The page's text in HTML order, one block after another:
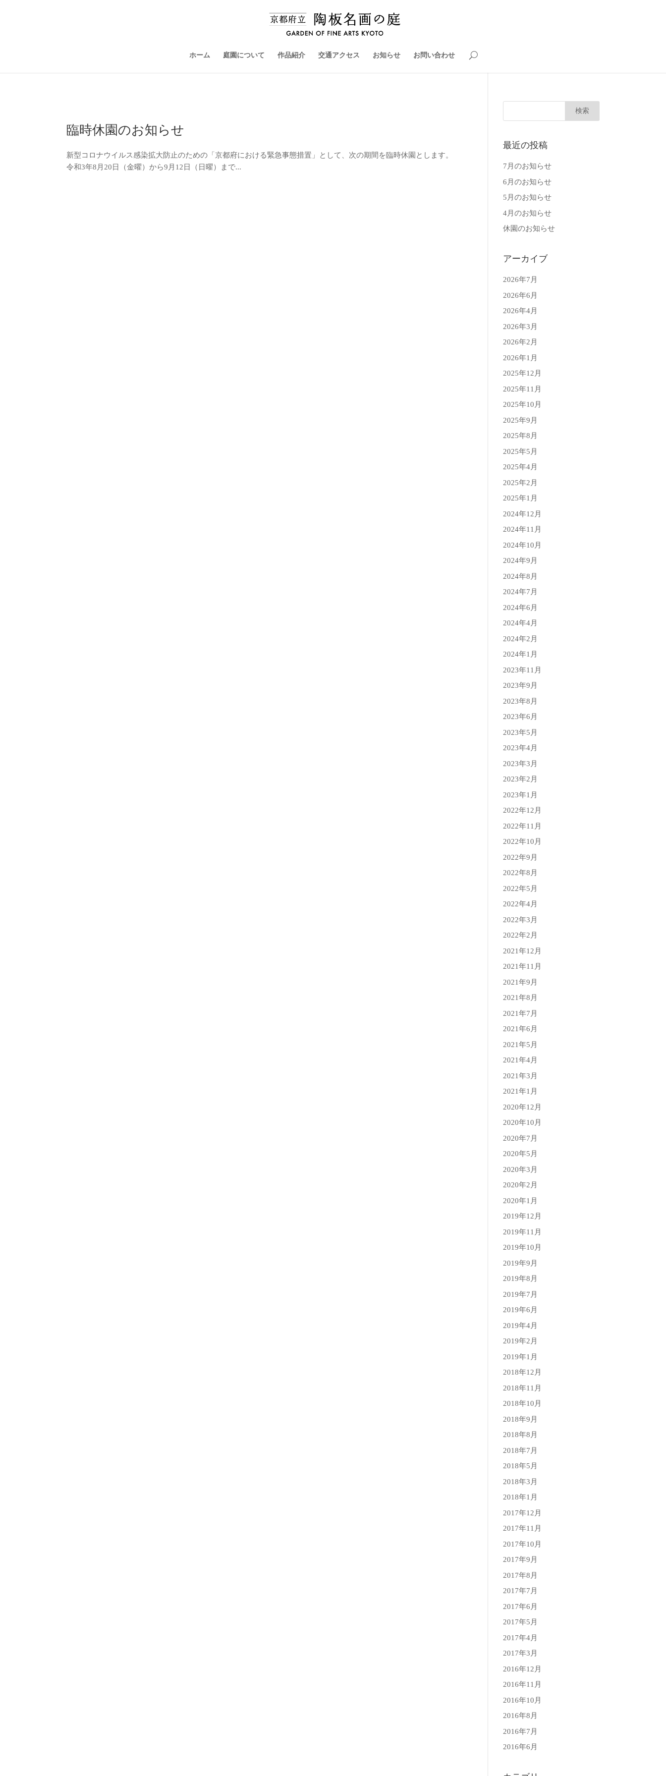
ホーム 庭園について 作品紹介 交通アクセス お知らせ お問い合わせ
臨時休園のお知らせ
新型コロナウイルス感染拡大防止のための「京都府における緊急事態措置」として、次の期間を臨時休園とします。
令和3年8月20日（金曜）から9月12日（日曜）まで...
最近の投稿
7月のお知らせ
6月のお知らせ
5月のお知らせ
4月のお知らせ
休園のお知らせ
アーカイブ
2026年7月
2026年6月
2026年4月
2026年3月
2026年2月
2026年1月
2025年12月
2025年11月
2025年10月
2025年9月
2025年8月
2025年5月
2025年4月
2025年2月
2025年1月
2024年12月
2024年11月
2024年10月
2024年9月
2024年8月
2024年7月
2024年6月
2024年4月
2024年2月
2024年1月
2023年11月
2023年9月
2023年8月
2023年6月
2023年5月
2023年4月
2023年3月
2023年2月
2023年1月
2022年12月
2022年11月
2022年10月
2022年9月
2022年8月
2022年5月
2022年4月
2022年3月
2022年2月
2021年12月
2021年11月
2021年9月
2021年8月
2021年7月
2021年6月
2021年5月
2021年4月
2021年3月
2021年1月
2020年12月
2020年10月
2020年7月
2020年5月
2020年3月
2020年2月
2020年1月
2019年12月
2019年11月
2019年10月
2019年9月
2019年8月
2019年7月
2019年6月
2019年4月
2019年2月
2019年1月
2018年12月
2018年11月
2018年10月
2018年9月
2018年8月
2018年7月
2018年5月
2018年3月
2018年1月
2017年12月
2017年11月
2017年10月
2017年9月
2017年8月
2017年7月
2017年6月
2017年5月
2017年4月
2017年3月
2016年12月
2016年11月
2016年10月
2016年8月
2016年7月
2016年6月